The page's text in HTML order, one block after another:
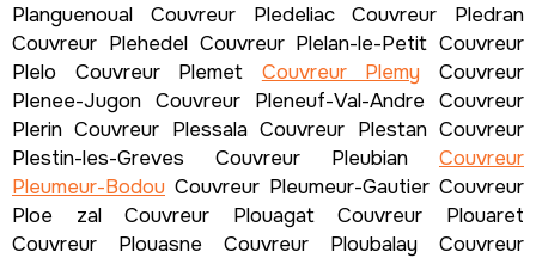
Planguenoual Couvreur Pledeliac Couvreur Pledran
Couvreur Plehedel Couvreur Plelan-le-Petit Couvreur
Plelo Couvreur Plemet Couvreur Plemy Couvreur
Plenee-Jugon Couvreur Pleneuf-Val-Andre Couvreur
Plerin Couvreur Plessala Couvreur Plestan Couvreur
Plestin-les-Greves Couvreur Pleubian Couvreur
Pleumeur-Bodou Couvreur Pleumeur-Gautier Couvreur
Ploe zal Couvreur Plouagat Couvreur Plouaret
Couvreur Plouasne Couvreur Ploubalay Couvreur